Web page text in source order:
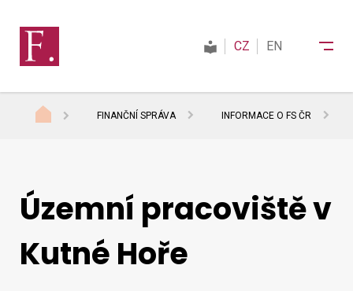
Daně
Mezinárodní spolupráce
CZ EN
FINANČNÍ SPRÁVA INFORMACE O FS ČR
Územní pracoviště v
Kutné Hoře